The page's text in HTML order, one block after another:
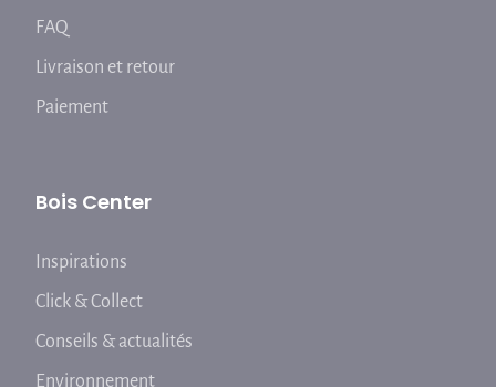
FAQ
Livraison et retour
Paiement
Bois Center
Inspirations
Click & Collect
Conseils & actualités
Environnement